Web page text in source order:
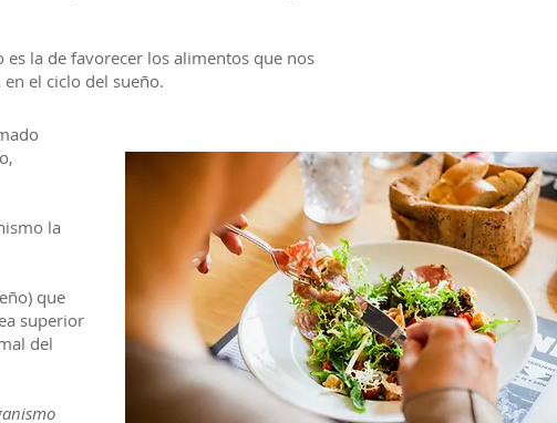
la de favorecer los alimentos que nos
el ciclo del sueño.
la
que
superior
del